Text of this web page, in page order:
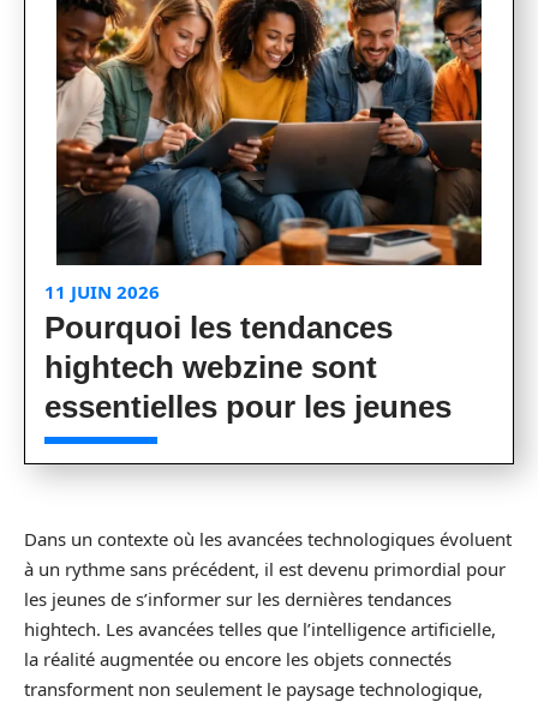
11 JUIN 2026
Pourquoi les tendances
hightech webzine sont
essentielles pour les jeunes
Dans un contexte où les avancées technologiques évoluent
à un rythme sans précédent, il est devenu primordial pour
les jeunes de s’informer sur les dernières tendances
hightech. Les avancées telles que l’intelligence artificielle,
la réalité augmentée ou encore les objets connectés
transforment non seulement le paysage technologique,